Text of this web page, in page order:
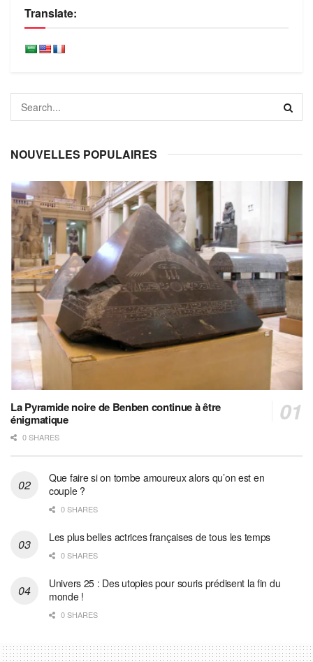
Translate:
NOUVELLES POPULAIRES
La Pyramide noire de Benben continue à être
énigmatique
0 SHARES
Que faire si on tombe amoureux alors qu’on est en
couple ?
0 SHARES
Les plus belles actrices françaises de tous les temps
0 SHARES
Univers 25 : Des utopies pour souris prédisent la fin du
monde !
0 SHARES